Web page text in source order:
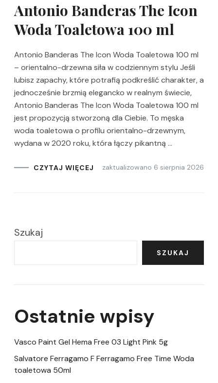
Antonio Banderas The Icon
Woda Toaletowa 100 ml
Antonio Banderas The Icon Woda Toaletowa 100 ml
– orientalno-drzewna siła w codziennym stylu Jeśli
lubisz zapachy, które potrafią podkreślić charakter, a
jednocześnie brzmią elegancko w realnym świecie,
Antonio Banderas The Icon Woda Toaletowa 100 ml
jest propozycją stworzoną dla Ciebie. To męska
woda toaletowa o profilu orientalno-drzewnym,
wydana w 2020 roku, która łączy pikantną …
CZYTAJ WIĘCEJ zaktualizowano 6 sierpnia 2026
Szukaj
SZUKAJ
Ostatnie wpisy
Vasco Paint Gel Hema Free 03 Light Pink 5g
Salvatore Ferragamo F Ferragamo Free Time Woda
toaletowa 50ml